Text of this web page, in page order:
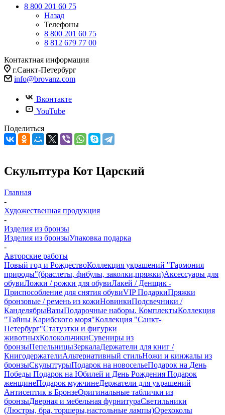
8 800 201 60 75
Назад
Телефоны
8 800 201 60 75
8 812 679 77 00
Контактная информация
г.Санкт-Петербург
info@brovanz.com
Вконтакте
YouTube
Поделиться
Скульптура Кот Царский
Главная
-
Художественная продукция
-
Изделия из бронзы
Изделия из бронзыУпаковка подарка
-
Авторские работы
Новый год и РождествоКоллекция украшений "Гармония
природы"(браслеты, фибулы, заколки,пряжки)Аксессуары для
обувиЛожки / рожки для обувиЛакей / Денщик -
Приспособление для снятия обувиVIP ПодаркиПряжки
бронзовые / ремень из кожиНовинкиПодсвечники /
КанделябрыВазыПодарочные наборы. КомплектыКоллекция
"Тайны Карибского моря"Коллекция "Санкт-
Петербург"Статуэтки и фигурки
животныхКолокольчикиСувениры из
бронзыПепельницыЗеркалаДержатели для книг /
КнигодержателиАльтернативный стильНожи и кинжалы из
бронзыСкульптурыПодарок на новосельеПодарок на День
Победы Подарок на Юбилей и День Рождения Подарок
женщинеПодарок мужчинеДержатели для украшений
Антисептик в БронзеОригинальные таблички из
бронзыДверная и мебельная фурнитураСветильники
(Люстры, бра, торшеры,настольные лампы)Орехоколы